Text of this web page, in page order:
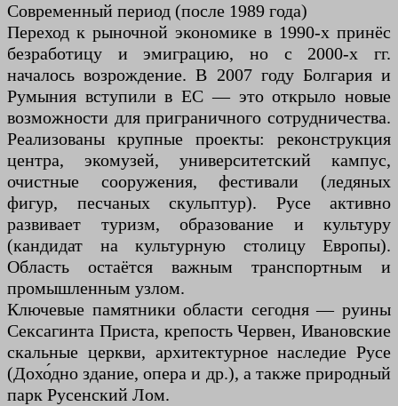
Современный период (после 1989 года)
Переход к рыночной экономике в 1990-х принёс
безработицу и эмиграцию, но с 2000-х гг.
началось возрождение. В 2007 году Болгария и
Румыния вступили в ЕС — это открыло новые
возможности для приграничного сотрудничества.
Реализованы крупные проекты: реконструкция
центра, экомузей, университетский кампус,
очистные сооружения, фестивали (ледяных
фигур, песчаных скульптур). Русе активно
развивает туризм, образование и культуру
(кандидат на культурную столицу Европы).
Область остаётся важным транспортным и
промышленным узлом.
Ключевые памятники области сегодня — руины
Сексагинта Приста, крепость Червен, Ивановские
скальные церкви, архитектурное наследие Русе
(Дохо́дно здание, опера и др.), а также природный
парк Русенский Лом.